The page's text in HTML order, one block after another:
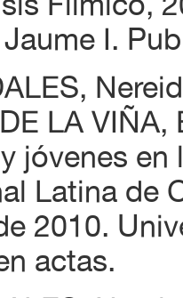
I.
LA VIÑA,
jóvenes en
Latina de
2010.
actas.